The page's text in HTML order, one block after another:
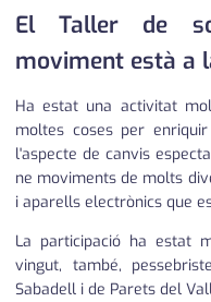
El Taller de
moviment està a
Ha estat una activitat
moltes coses per
l'aspecte de canvis
ne moviments de molts
i aparells electrònics que
La participació ha estat
vingut, també,
Sabadell i de Parets del